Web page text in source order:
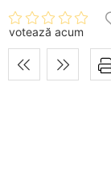
votează acum